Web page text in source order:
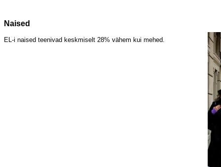
Naised
EL-i naised teenivad keskmiselt 28% vähem kui mehed.